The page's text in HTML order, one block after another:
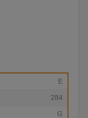
E
284
G